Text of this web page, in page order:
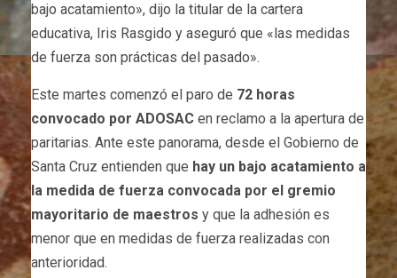
bajo acatamiento», dijo la titular de la cartera
educativa, Iris Rasgido y aseguró que «las medidas
de fuerza son prácticas del pasado».
Este martes comenzó el paro de 72 horas
convocado por ADOSAC en reclamo a la apertura de
paritarias. Ante este panorama, desde el Gobierno de
Santa Cruz entienden que hay un bajo acatamiento a
la medida de fuerza convocada por el gremio
mayoritario de maestros y que la adhesión es
menor que en medidas de fuerza realizadas con
anterioridad.